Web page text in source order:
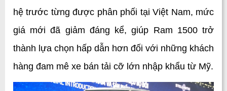
hệ trước từng được phân phối tại Việt Nam, mức
giá mới đã giảm đáng kể, giúp Ram 1500 trở
thành lựa chọn hấp dẫn hơn đối với những khách
hàng đam mê xe bán tải cỡ lớn nhập khẩu từ Mỹ.